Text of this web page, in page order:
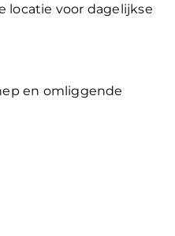
locatie voor dagelijkse
en omliggende